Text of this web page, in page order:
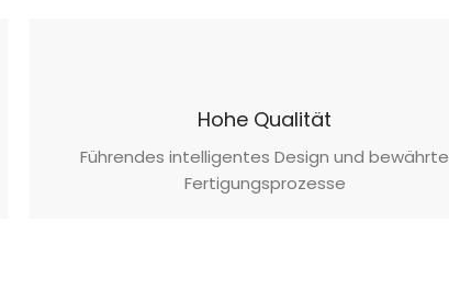
Hohe Qualität
Führendes intelligentes Design und bewährte
Fertigungsprozesse